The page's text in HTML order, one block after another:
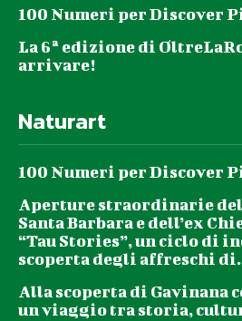
100 Numeri per Discover
La 6ª edizione di
arrivare!
Naturart
100 Numeri per Discover
Aperture straordinarie
Santa Barbara e dell’ex
“Tau Stories”, un ciclo di
scoperta degli affreschi
Alla scoperta di Gavinana
un viaggio tra storia,